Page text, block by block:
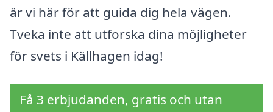
är vi här för att guida dig hela vägen.
Tveka inte att utforska dina möjligheter
för svets i Källhagen idag!
Få 3 erbjudanden, gratis och utan